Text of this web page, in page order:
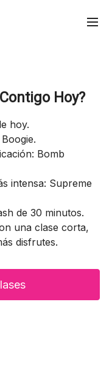
Hoy?
hoy.
Bomb
intensa: Supreme
de 30 minutos.
una clase corta,
disfrutes.